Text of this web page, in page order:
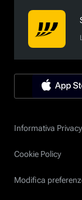
Informativa Privacy
Cookie Policy
Modifica